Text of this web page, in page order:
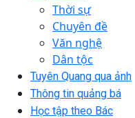
Thời sự
Chuyên đề
Văn nghệ
Dân tộc
Tuyên Quang qua ảnh
Thông tin quảng bá
Học tập theo Bác